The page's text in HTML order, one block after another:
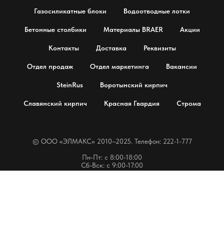
Газосиликатные блоки Водоотводные лотки
Бетонные столбики Материалы BRAER Акции
Контакты Доставка Реквизиты
Отдел продаж Отдел маркетинга Вакансии
SteinRus Воротынский кирпич
Славянский кирпич Красная Гвардия Строма
© OOO «ЭЛМАКС» 2010–2025. Телефон: 222-1-777
Пн-Пт: с 8:00-18:00
Сб-Вск: с 9:00-17:00